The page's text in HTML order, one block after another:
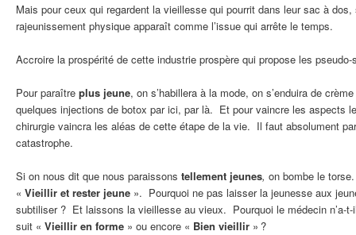
Mais pour ceux qui regardent la vieillesse qui pourrit dans leur sac à
rajeunissement physique apparaît comme l’issue qui arrête le temps.
Accroire la prospérité de cette industrie prospère qui propose les
Pour paraître plus jeune, on s’habillera à la mode, on s’enduira de
quelques injections de botox par ici, par là. Et pour vaincre les aspects
chirurgie vaincra les aléas de cette étape de la vie. Il faut absolument
catastrophe.
Si on nous dit que nous paraissons tellement jeunes, on bombe le
« Vieillir et rester jeune ». Pourquoi ne pas laisser la jeunesse aux
subtiliser ? Et laissons la vieillesse au vieux. Pourquoi le médecin n’a-
suit « Vieillir en forme » ou encore « Bien vieillir » ?